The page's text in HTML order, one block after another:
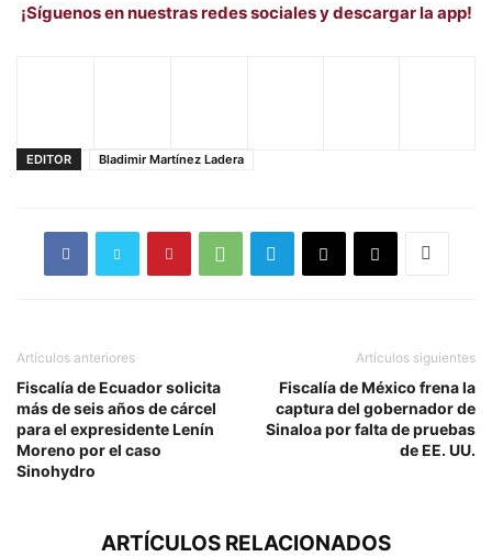
¡Síguenos en nuestras redes sociales y descargar la app!
EDITOR Bladimir Martínez Ladera
Artículos anteriores
Fiscalía de Ecuador solicita
más de seis años de cárcel
para el expresidente Lenín
Moreno por el caso
Sinohydro
Artículos siguientes
Fiscalía de México frena la
captura del gobernador de
Sinaloa por falta de pruebas
de EE. UU.
ARTÍCULOS RELACIONADOS